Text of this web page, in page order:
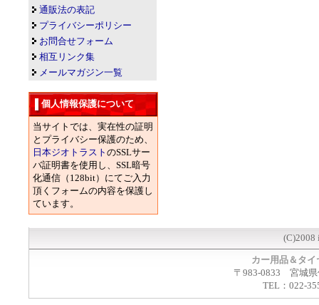
通販法の表記
プライバシーポリシー
お問合せフォーム
相互リンク集
メールマガジン一覧
個人情報保護について
当サイトでは、実在性の証明
とプライバシー保護のため、
日本ジオトラスト のSSLサー
バ証明書を使用し、SSL暗号
化通信（128bit）にてご入力
頂くフォームの内容を保護し
ています。
(C)2008
カー用品＆タ
〒983-0833 宮城県
TEL：022-